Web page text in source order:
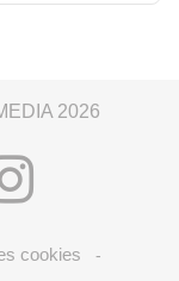
2026
cookies -